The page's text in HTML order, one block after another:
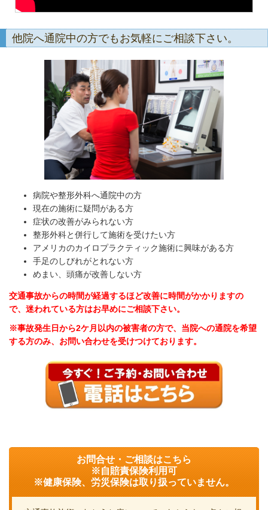
他院へ通院中の方でもお気軽にご相談下さい。
病院や整形外科へ通院中の方
現在の施術に疑問がある方
症状の改善がみられない方
整形外科と併行して施術を受けたい方
アメリカのカイロプラクティック施術に興味がある方
手足のしびれがとれない方
めまい、頭痛が改善しない方
交通事故からの時間が経過するほど改善に時間がかかりますの
で、迷われている方はお早めにご相談下さい。
※事故発生日から2ケ月以内の被害者の方で、当院への通院を希望
する方のみ、お問い合わせを受けつけております。
お問合せ・ご相談はこちら
※自賠責保険利用可
※健康保険、労災保険は取り扱っていません。